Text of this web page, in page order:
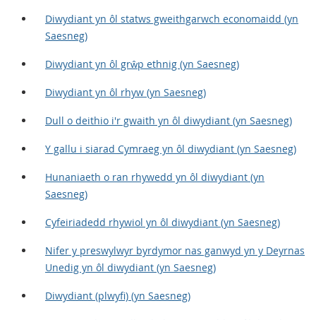
Diwydiant yn ôl statws gweithgarwch economaidd (yn
Saesneg)
Diwydiant yn ôl grŵp ethnig (yn Saesneg)
Diwydiant yn ôl rhyw (yn Saesneg)
Dull o deithio i'r gwaith yn ôl diwydiant (yn Saesneg)
Y gallu i siarad Cymraeg yn ôl diwydiant (yn Saesneg)
Hunaniaeth o ran rhywedd yn ôl diwydiant (yn
Saesneg)
Cyfeiriadedd rhywiol yn ôl diwydiant (yn Saesneg)
Nifer y preswylwyr byrdymor nas ganwyd yn y Deyrnas
Unedig yn ôl diwydiant (yn Saesneg)
Diwydiant (plwyfi) (yn Saesneg)